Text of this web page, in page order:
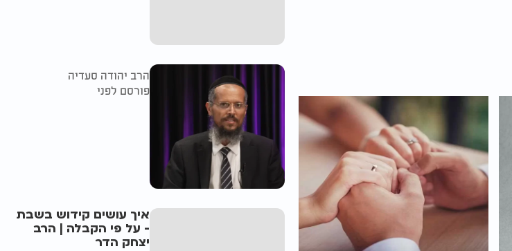
הרב יהודה סעדיה
פורסם לפני
איך עושים קידוש בשבת
- על פי הקבלה | הרב
יצחק הדר